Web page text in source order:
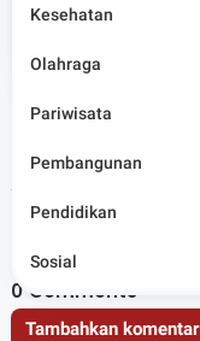
Artikel Terkait
0 Comments
Tambahkan komentar
Kesehatan
Olahraga
Pariwisata
Pembangunan
Pendidikan
Sosial